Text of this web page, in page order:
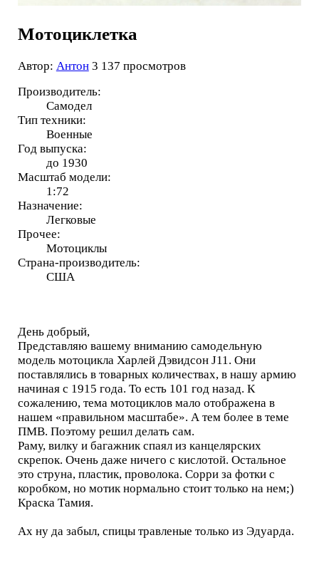
Мотоциклетка
Автор: Антон 3 137 просмотров
Производитель:
Самодел
Тип техники:
Военные
Год выпуска:
до 1930
Масштаб модели:
1:72
Назначение:
Легковые
Прочее:
Мотоциклы
Страна-производитель:
США
День добрый,
Представляю вашему вниманию самодельную
модель мотоцикла Харлей Дэвидсон J11. Они
поставлялись в товарных количествах, в нашу армию
начиная с 1915 года. То есть 101 год назад. К
сожалению, тема мотоциклов мало отображена в
нашем «правильном масштабе». А тем более в теме
ПМВ. Поэтому решил делать сам.
Раму, вилку и багажник спаял из канцелярских
скрепок. Очень даже ничего с кислотой. Остальное
это струна, пластик, проволока. Сорри за фотки с
коробком, но мотик нормально стоит только на нем;)
Краска Тамия.
Ах ну да забыл, спицы травленые только из Эдуарда.